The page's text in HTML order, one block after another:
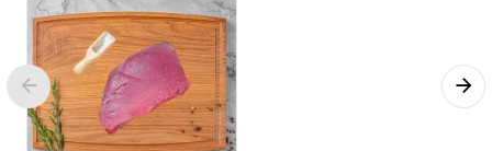
Haché campagne
6,95 €
(1)
Voir le produit